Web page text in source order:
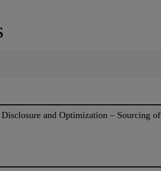
and Optimization – Sourcing of